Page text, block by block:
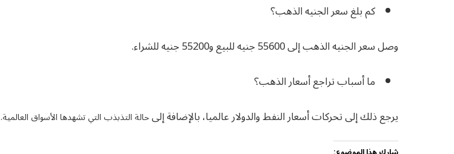
كم بلغ سعر الجنيه الذهب؟
وصل سعر الجنيه الذهب إلى 55600 جنيه للبيع و55200 جنيه للشراء.
ما أسباب تراجع أسعار الذهب؟
يرجع ذلك إلى تحركات أسعار النفط والدولار عالميا، بالإضافة إلىحالة التذبذب التي تشهدها الأسواق العالمية.